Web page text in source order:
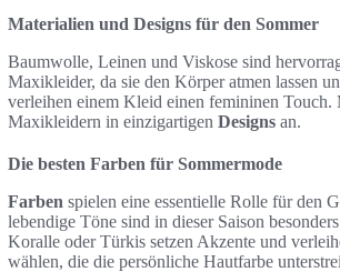
Materialien und Designs für den Sommer
Baumwolle, Leinen und Viskose sind
Maxikleider, da sie den Körper atmen lassen
verleihen einem Kleid einen femininen Touch.
Maxikleidern in einzigartigen Designs an.
Die besten Farben für Sommermode
Farben spielen eine essentielle Rolle für den
lebendige Töne sind in dieser Saison
Koralle oder Türkis setzen Akzente und
wählen, die die persönliche Hautfarbe